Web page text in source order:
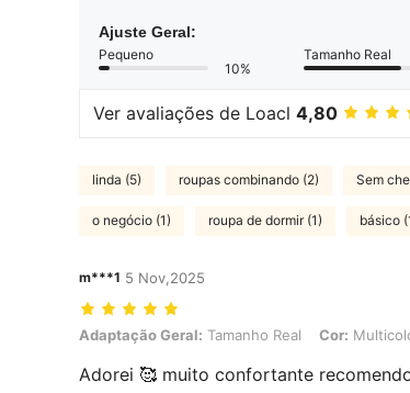
Ajuste Geral:
Pequeno
10%
Tamanho Real
Ver avaliações de Loacl 4,80
linda (5) roupas combinando (2) Sem
o negócio (1) roupa de dormir (1) básico
m***1 5 Nov,2025
Adaptação Geral: Tamanho Real, Cor: Multicolorido,
Adaptação Geral: Tamanho Real Cor:
Adorei 🥰 muito confortante